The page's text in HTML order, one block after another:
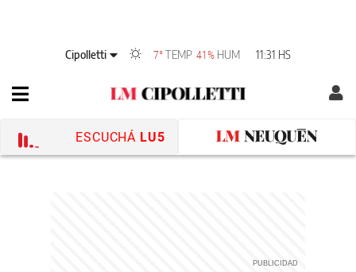
Cipolletti 7°TEMP 41% HUM 11:31 HS
ESCUCHÁ LU5